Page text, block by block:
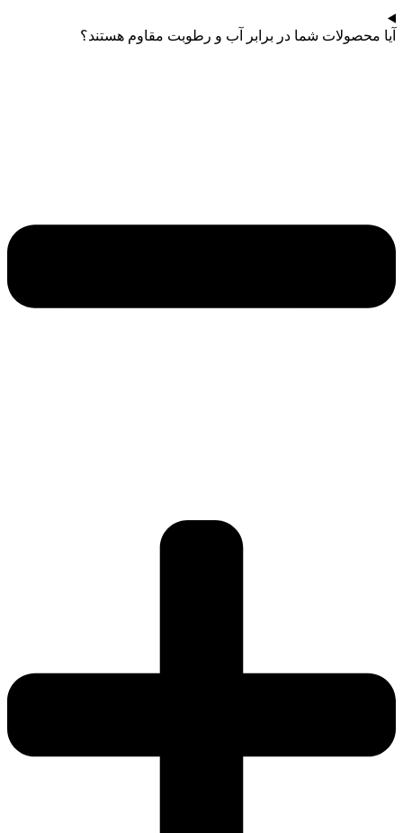
آیا محصولات شما در برابر آب و رطوبت مقاوم هستند؟